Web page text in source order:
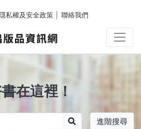
隱私權及安全政策 聯絡我們
在這裡！
進階搜尋